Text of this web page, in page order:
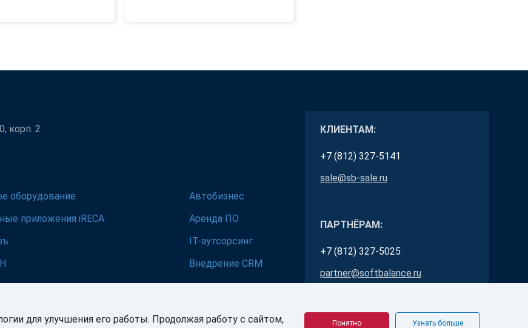
корп. 2
оборудование
Автобизнес
приложения iRECA
Аренда ПО
IT-аутсорсинг
Внедрение CRM
КЛИЕНТАМ:
+7 (812) 327-5141
sale@sb-sale.ru
ПАРТНЁРАМ:
+7 (812) 327-5025
partner@softbalance.ru
для улучшения его работы. Продолжая работу с сайтом, Понятно Узнать больше